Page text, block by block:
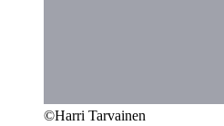
©Harri Tarvainen